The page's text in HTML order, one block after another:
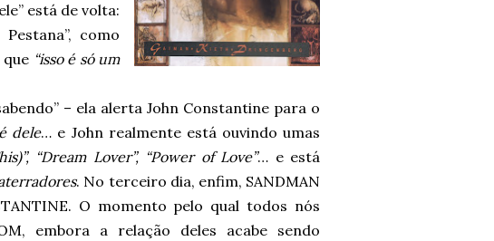
está de volta:
como
“isso é só um
– ela alerta John Constantine para o
dele… e John realmente está ouvindo umas
“Dream Lover”, “Power of Love”… e está
. No terceiro dia, enfim, SANDMAN
O momento pelo qual todos nós
embora a relação deles acabe sendo